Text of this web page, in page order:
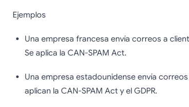
Ejemplos
Una empresa francesa envía correos a
Se aplica la CAN-SPAM Act.
Una empresa estadounidense envía
aplican la CAN-SPAM Act y el GDPR.